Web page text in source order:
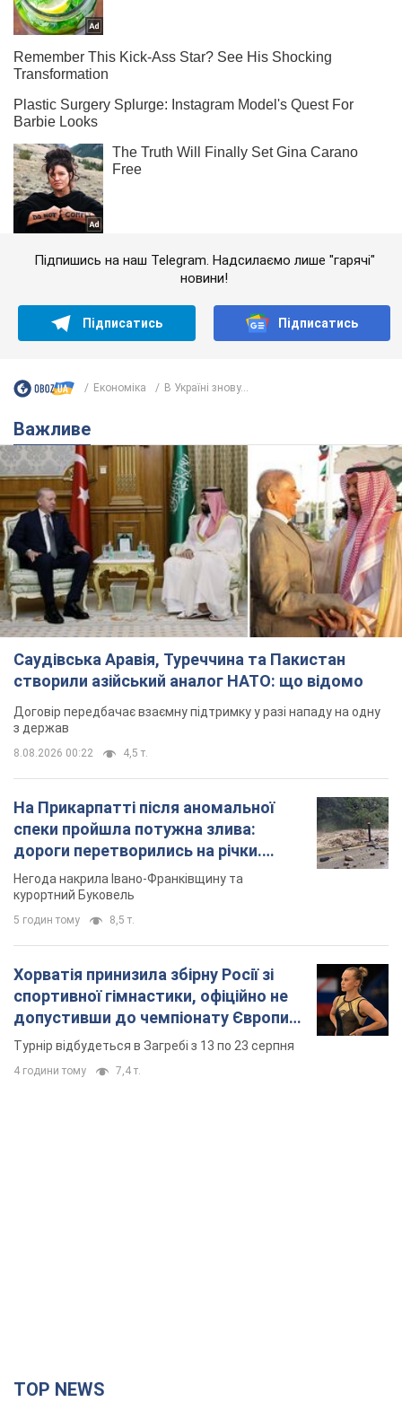
Підпишись на наш Telegram. Надсилаємо лише "гарячі"
новини!
Підписатись Підписатись
Економіка В Україні знову...
Важливе
Саудівська Аравія, Туреччина та Пакистан
створили азійський аналог НАТО: що відомо
Договір передбачає взаємну підтримку у разі нападу на одну
з держав
8.08.2026 00:22 4,5 т.
На Прикарпатті після аномальної
спеки пройшла потужна злива:
дороги перетворились на річки.
Відео
Негода накрила Івано-Франківщину та
курортний Буковель
5 годин тому 8,5 т.
Хорватія принизила збірну Росії зі
спортивної гімнастики, офіційно не
допустивши до чемпіонату Європи
основних спортсменів
Турнір відбудеться в Загребі з 13 по 23 серпня
4 години тому 7,4 т.
TOP NEWS